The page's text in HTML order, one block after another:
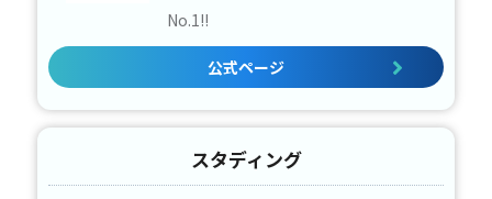
No.1!!
公式ページ
スタディング